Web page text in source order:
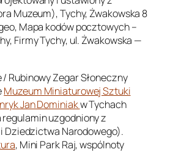
Muzeum), Tychy, Żwakowska 8
Mapa kodów pocztowych –
Firmy Tychy, ul. Żwakowska —
Rubinowy Zegar Słoneczny
Muzeum Miniaturowej Sztuki
Jan Dominiakw Tychach
uzgodniony z
Dziedzictwa Narodowego).
, Mini Park Raj, wspólnoty